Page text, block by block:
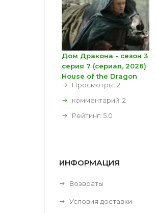
Дом Дракона - сезон 3
серия 7 (сериал, 2026)
House of the Dragon
Просмотры: 2
комментарий: 2
Рейтинг: 5.0
ИНФОРМАЦИЯ
Возвраты
Условия доставки